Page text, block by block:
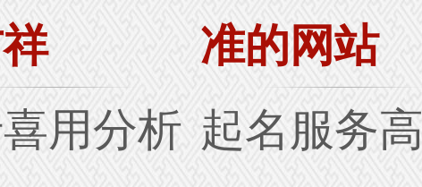
用分析
准的网站
起名服务